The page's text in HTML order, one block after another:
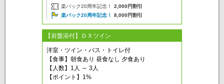
楽パック20周年記念！
2,000円割引
楽パック20周年記念！
8,000円割引
【岩盤浴付】ＤＸツイン
洋室・ツイン・バス・トイレ付
【食事】朝食あり 昼食なし 夕食あり
【人数】1人 ～ 3人
【ポイント】1%